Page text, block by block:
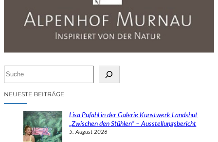
cNEUESTE BEITRÄGE
Lisa Pufahl in der Galerie Kunstwerk Landshut
„Zwischen den Stühlen“ – Ausstellungsbericht
5. August 2026